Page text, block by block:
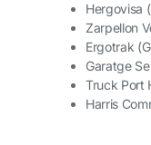
Hergovisa
Zarpellon
Ergotrak
Garatge
Truck Port
Harris